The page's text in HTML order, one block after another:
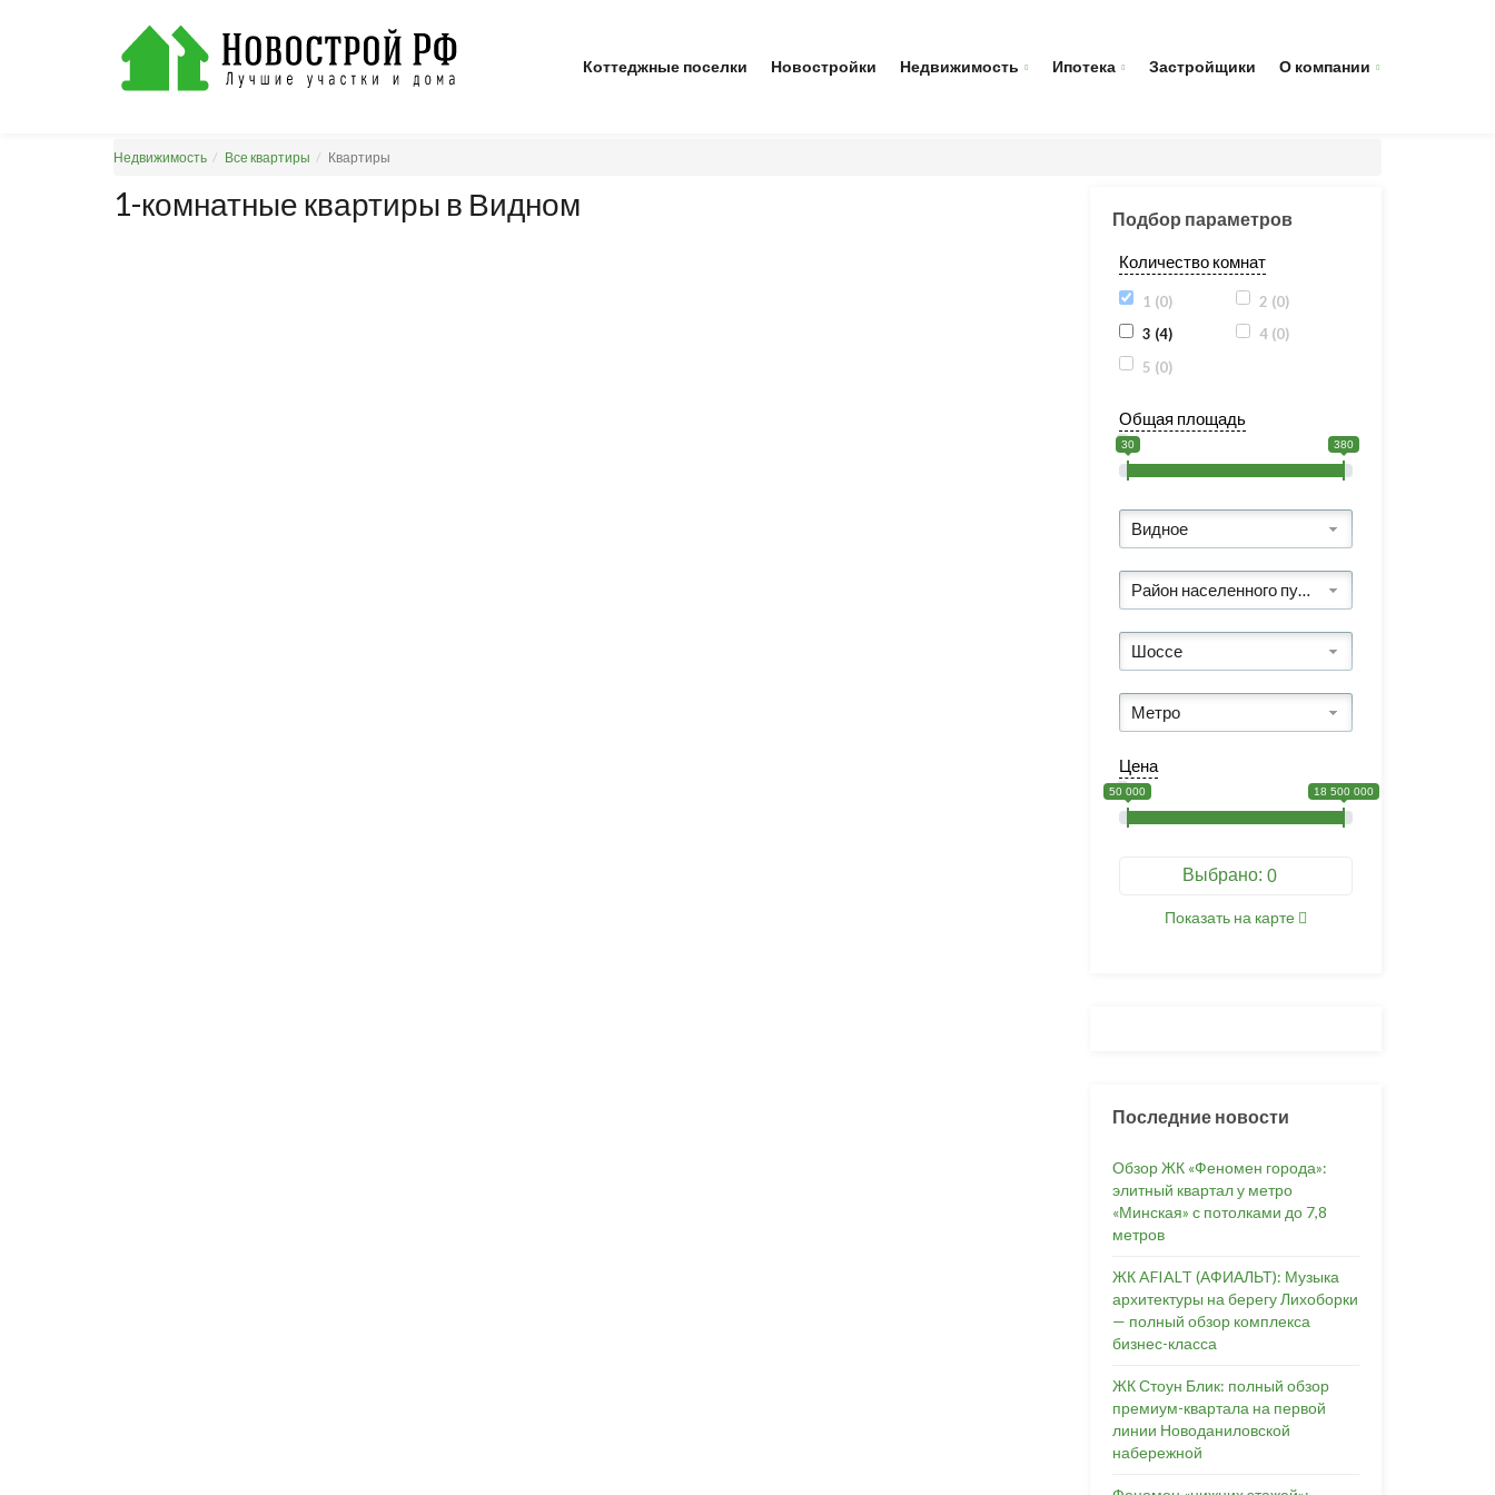
Коттеджные поселки Новостройки Недвижимость Ипотека Застройщики О компании
Недвижимость Все квартиры Квартиры
1-комнатные квартиры в Видном Подбор параметров
Количество комнат
1 (0) 2 (0)
3 (4) 4 (0)
5 (0)
Общая площадь
30 380
Видное
Район населенного пункта
Шоссе
Метро
Цена
50 000 18 500 000
Выбрано:0
Показать на карте
Последние новости
Обзор ЖК «Феномен города»:
элитный квартал у метро
«Минская» с потолками до 7,8
метров
ЖК AFIALT (АФИАЛЬТ): Музыка
архитектуры на берегу Лихоборки
— полный обзор комплекса
бизнес-класса
ЖК Стоун Блик: полный обзор
премиум-квартала на первой
линии Новоданиловской
набережной